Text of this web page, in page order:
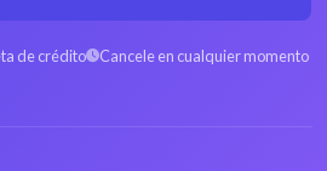
de crédito Cancele en cualquier momento